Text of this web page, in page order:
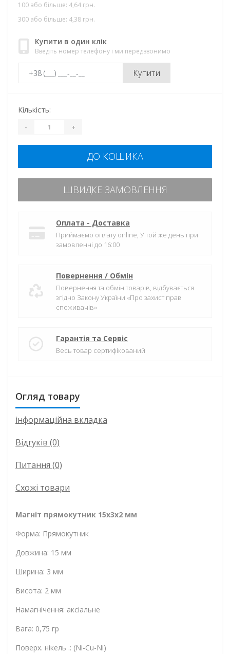
100 або більше: 4,64 грн.
300 або більше: 4,38 грн.
Купити в один клік
Введіть номер телефону і ми передзвонимо
Купити
Кількість:
- +
ДО КОШИКА
ШВИДКЕ ЗАМОВЛЕННЯ
Оплата - Доставка
Приймаємо оплату online, У той же день при
замовленні до 16:00
Повернення / Обмін
Повернення та обмін товарів, відбувається
згідно Закону України «Про захист прав
споживачів»
Гарантія та Сервіс
Весь товар сертифікований
Огляд товару
інформаційна вкладка
Відгуків (0)
Питання (0)
Схожі товари
Магніт прямокутник 15х3х2 мм
Форма: Прямокутник
Довжина: 15 мм
Ширина: 3 мм
Висота: 2 мм
Намагнічення: аксіальне
Вага: 0,75 гр
Поверх. нікель .: (Ni-Cu-Ni)